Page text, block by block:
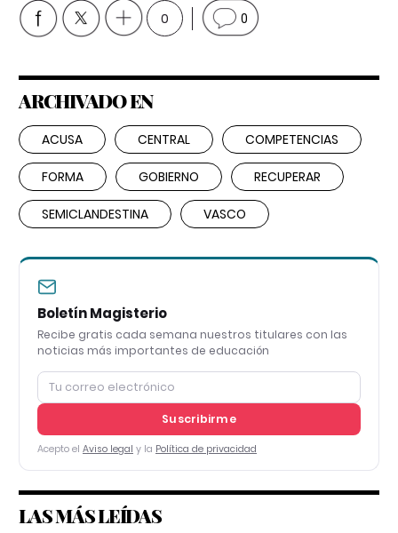
0 0
ARCHIVADO EN
ACUSA CENTRAL COMPETENCIAS
FORMA GOBIERNO RECUPERAR
SEMICLANDESTINA VASCO
Boletín Magisterio
Recibe gratis cada semana nuestros titulares con las
noticias más importantes de educación
Suscribirme
Acepto el Aviso legal y la Política de privacidad
LAS MÁS LEÍDAS